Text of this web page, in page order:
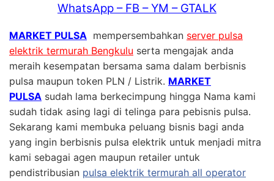
WhatsApp – FB – YM – GTALK
MARKET PULSA mempersembahkan server pulsa
elektrik termurah Bengkulu serta mengajak anda
meraih kesempatan bersama sama dalam berbisnis
pulsa maupun token PLN / Listrik. MARKET
PULSA sudah lama berkecimpung hingga Nama kami
sudah tidak asing lagi di telinga para pebisnis pulsa.
Sekarang kami membuka peluang bisnis bagi anda
yang ingin berbisnis pulsa elektrik untuk menjadi mitra
kami sebagai agen maupun retailer untuk
pendistribusian pulsa elektrik termurah all operator